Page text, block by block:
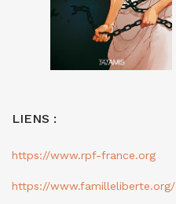
LIENS :
https://www.rpf-france.org
https://www.familleliberte.org/